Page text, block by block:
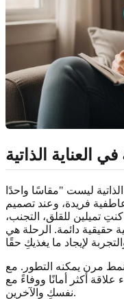
العناية الذاتية
ليست "مقاسًا واحدًا
فريدة، وعند تصميم
تميلين للقلق، التجنب،
حقيقية دائمة. الرحلة هي
مرن يمكنه التطور. مع
أكثر أمانًا ووفاءً مع
نفسكِ والآخرين.